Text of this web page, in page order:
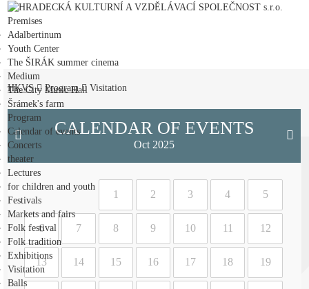
Premises
Adalbertinum
Youth Center
The ŠIRÁK summer cinema
Medium
The City Music Hall
Šrámek's farm
Program
Calendar of events
Concerts
theater
Lectures
for children and youth
Festivals
Markets and fairs
Folk festival
Folk tradition
Exhibitions
Visitation
Balls
HKVS Program Visitation
CALENDAR OF EVENTS
Oct 2025
1 2 3 4 5
6 7 8 9 10 11 12
13 14 15 16 17 18 19